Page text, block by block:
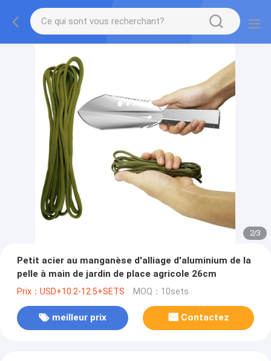
2/3
Petit acier au manganèse d'alliage d'aluminium de la
pelle à main de jardin de place agricole 26cm
Prix：USD+10.2-12.5+SETS MOQ：10sets
meilleur prix Contactez